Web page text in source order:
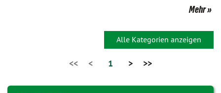
Mehr
Alle Kategorien anzeigen
<< < 1 > >>